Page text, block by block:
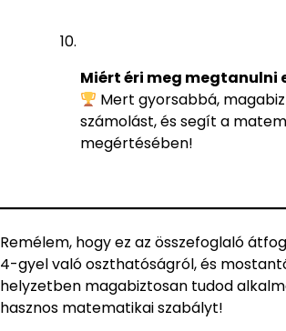
Miért éri meg megtanulni
Mert gyorsabbá,
számolást, és segít a
megértésében!
Remélem, hogy ez az összefoglaló
4-gyel való oszthatóságról, és
helyzetben magabiztosan tudod
hasznos matematikai szabályt!